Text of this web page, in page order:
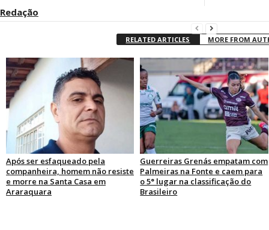
Redação
RELATED ARTICLES MORE FROM
Após ser esfaqueado pela
companheira, homem não resiste
e morre na Santa Casa em
Araraquara
Guerreiras Grenás empatam com
Palmeiras na Fonte e caem para
o 5° lugar na classificação do
Brasileiro